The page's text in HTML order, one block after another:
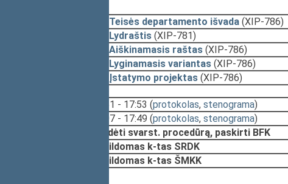
Teisės departamento išvada (XIP-786)
Lydraštis (XIP-781)
Aiškinamasis raštas (XIP-786)
Lyginamasis variantas (XIP-786)
Įstatymo projektas (XIP-786)
17:51 - 17:53 (protokolas, stenograma)
17:07 - 17:49 (protokolas, stenograma)
Pradėti svarst. procedūrą, paskirti BFK
Papildomas k-tas SRDK
Papildomas k-tas ŠMKK